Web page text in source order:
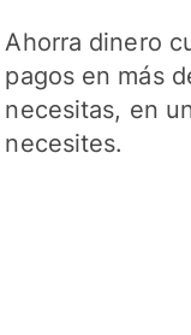
Ahorra dinero
pagos en más
necesitas, en
necesites.